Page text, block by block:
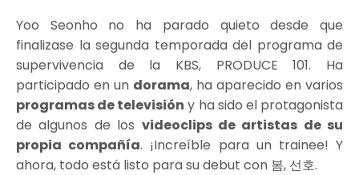
Yoo Seonho no ha parado quieto desde que
finalizase la segunda temporada del programa de
supervivencia de la KBS, PRODUCE 101. Ha
participado en un dorama, ha aparecido en varios
programas de televisión y ha sido el protagonista
de algunos de los videoclips de artistas de su
propia compañía. ¡Increíble para un trainee! Y
ahora, todo está listo para su debut con 봄, 선호.